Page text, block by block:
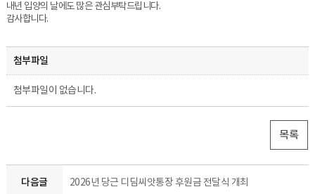
내년 입양의 날에도 많은 관심부탁드립니다.
감사합니다.
첨부파일
첨부파일이 없습니다.
목록
다음글 2026년 당근 디딤씨앗통장 후원금 전달식 개최